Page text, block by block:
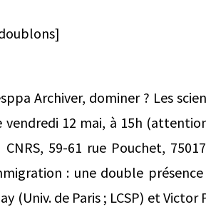
Archiver, dominer ? Les
12 mai, à 15h
59-61 rue Pouchet,
: une double présence
(Univ. de Paris ; LCSP) et Victor